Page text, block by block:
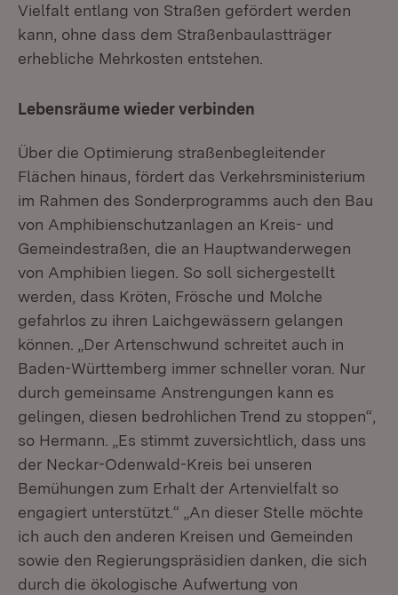
Vielfalt entlang von Straßen gefördert werden
kann, ohne dass dem Straßenbaulastträger
erhebliche Mehrkosten entstehen.
Lebensräume wieder verbinden
Über die Optimierung straßenbegleitender
Flächen hinaus, fördert das Verkehrsministerium
im Rahmen des Sonderprogramms auch den Bau
von Amphibienschutzanlagen an Kreis- und
Gemeindestraßen, die an Hauptwanderwegen
von Amphibien liegen. So soll sichergestellt
werden, dass Kröten, Frösche und Molche
gefahrlos zu ihren Laichgewässern gelangen
können. „Der Artenschwund schreitet auch in
Baden-Württemberg immer schneller voran. Nur
durch gemeinsame Anstrengungen kann es
gelingen, diesen bedrohlichen Trend zu stoppen“,
so Hermann. „Es stimmt zuversichtlich, dass uns
der Neckar-Odenwald-Kreis bei unseren
Bemühungen zum Erhalt der Artenvielfalt so
engagiert unterstützt.“ „An dieser Stelle möchte
ich auch den anderen Kreisen und Gemeinden
sowie den Regierungspräsidien danken, die sich
durch die ökologische Aufwertung von